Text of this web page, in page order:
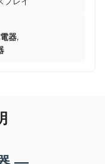
プレイ
器,